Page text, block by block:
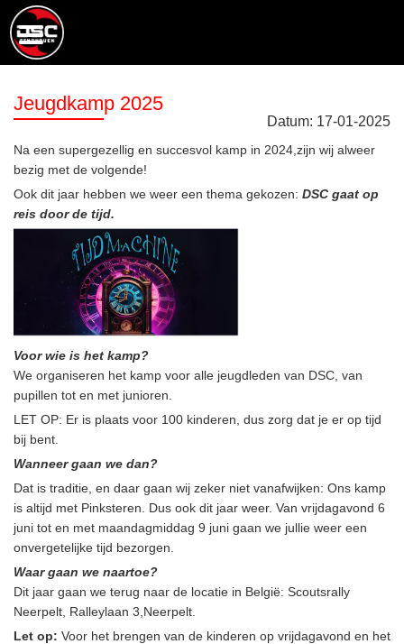
Jeugdkamp 2025
Datum: 17-01-2025
Na een supergezellig en succesvol kamp in 2024,zijn wij alweer
bezig met de volgende!
Ook dit jaar hebben we weer een thema gekozen: DSC gaat op
reis door de tijd.
Voor wie is het kamp?
We organiseren het kamp voor alle jeugdleden van DSC, van
pupillen tot en met junioren.
LET OP: Er is plaats voor 100 kinderen, dus zorg dat je er op tijd
bij bent.
Wanneer gaan we dan?
Dat is traditie, en daar gaan wij zeker niet vanafwijken: Ons kamp
is altijd met Pinksteren. Dus ook dit jaar weer. Van vrijdagavond 6
juni tot en met maandagmiddag 9 juni gaan we jullie weer een
onvergetelijke tijd bezorgen.
Waar gaan we naartoe?
Dit jaar gaan we terug naar de locatie in België: Scoutsrally
Neerpelt, Ralleylaan 3,Neerpelt.
Let op: Voor het brengen van de kinderen op vrijdagavond en het